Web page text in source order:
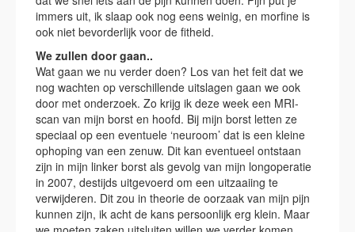
immers uit, ik slaap ook nog eens weinig, en morfine is
ook niet bevorderlijk voor de fitheid.
We zullen door gaan..
Wat gaan we nu verder doen? Los van het feit dat we
nog wachten op verschillende uitslagen gaan we ook
door met onderzoek. Zo krijg ik deze week een MRI-
scan van mijn borst en hoofd. Bij mijn borst letten ze
speciaal op een eventuele ‘neuroom’ dat is een kleine
ophoping van een zenuw. Dit kan eventueel ontstaan
zijn in mijn linker borst als gevolg van mijn longoperatie
in 2007, destijds uitgevoerd om een uitzaaiing te
verwijderen. Dit zou in theorie de oorzaak van mijn pijn
kunnen zijn, ik acht de kans persoonlijk erg klein. Maar